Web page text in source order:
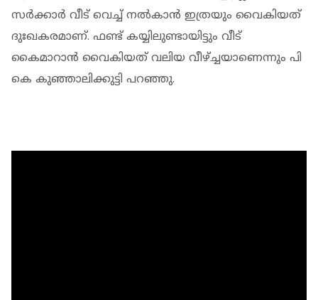
സര്‍ക്കാര്‍ വീട് വെച്ച് നല്‍കാന്‍ ഇത്രയും വൈകിയത്
ദുഃഖകരമാണ്. ഫണ്ട് കയ്യിലുണ്ടായിട്ടും വീട്
കൈമാറാന്‍ വൈകിയത് വലിയ വീഴ്ച്ചയാണെന്നും പി
കെ കുഞ്ഞാലിക്കുട്ടി പറഞ്ഞു.